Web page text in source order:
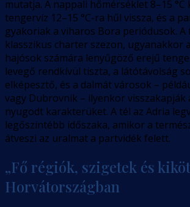
mutatja. A nappali hőmérséklet 8–15
tengervíz 12–15 °C-ra hűl vissza, és a
gyakoriak a viharos Bora periódusok. A
klasszikus charter szezon, ugyanakkor
hajósok számára lenyűgöző erejű
levegő rendkívül tiszta, a látótávolság
elképesztő, és a dalmát városok –
vagy Dubrovnik – ilyenkor visszakapják
nyugodt karakterüket. A tél az Adria
legőszintébb időszaka, amikor a
átveszi az uralmat a partvidék felett.
„Fő régiók, szigetek és
Horvátországban